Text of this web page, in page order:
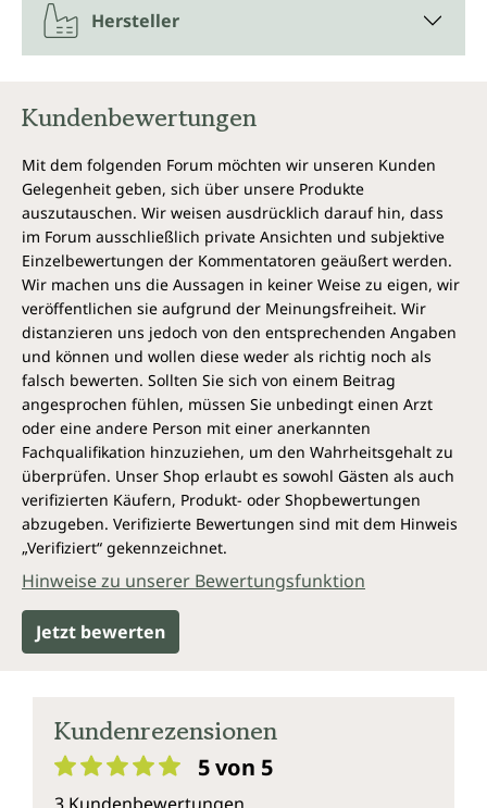
Hersteller
Kundenbewertungen
Mit dem folgenden Forum möchten wir unseren Kunden
Gelegenheit geben, sich über unsere Produkte
auszutauschen. Wir weisen ausdrücklich darauf hin, dass
im Forum ausschließlich private Ansichten und subjektive
Einzelbewertungen der Kommentatoren geäußert werden.
Wir machen uns die Aussagen in keiner Weise zu eigen, wir
veröffentlichen sie aufgrund der Meinungsfreiheit. Wir
distanzieren uns jedoch von den entsprechenden Angaben
und können und wollen diese weder als richtig noch als
falsch bewerten. Sollten Sie sich von einem Beitrag
angesprochen fühlen, müssen Sie unbedingt einen Arzt
oder eine andere Person mit einer anerkannten
Fachqualifikation hinzuziehen, um den Wahrheitsgehalt zu
überprüfen. Unser Shop erlaubt es sowohl Gästen als auch
verifizierten Käufern, Produkt- oder Shopbewertungen
abzugeben. Verifizierte Bewertungen sind mit dem Hinweis
„Verifiziert“ gekennzeichnet.
Hinweise zu unserer Bewertungsfunktion
Jetzt bewerten
Kundenrezensionen
5 von 5